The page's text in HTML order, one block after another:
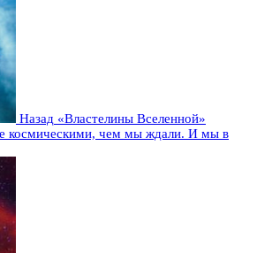
Назад «Властелины Вселенной»
космическими, чем мы ждали. И мы в